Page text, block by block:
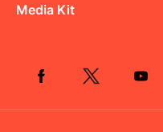
Media Kit